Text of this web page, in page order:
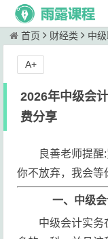
首页 财经类 中
2026年中级会
费分享
良善老师提
你不放弃，我会等
一、中级会
中级会计实务
A+